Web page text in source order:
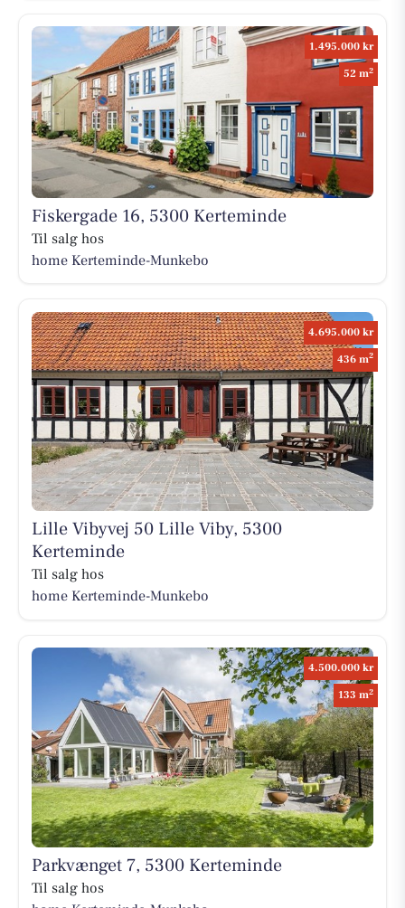
1.495.000 kr
52 m2
Fiskergade 16, 5300 Kerteminde
Til salg hos
home Kerteminde-Munkebo
4.695.000 kr
436 m2
Lille Vibyvej 50 Lille Viby, 5300
Kerteminde
Til salg hos
home Kerteminde-Munkebo
4.500.000 kr
133 m2
Parkvænget 7, 5300 Kerteminde
Til salg hos